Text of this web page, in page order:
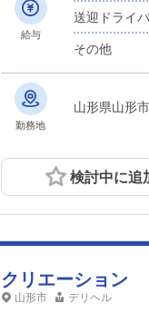
給与
送迎ドライ
その他
勤務地
山形県山形市
検討中に追
クリエーション
山形市 デリヘル